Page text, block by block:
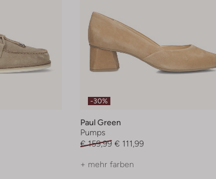
-30%
Paul Green
Pumps
€ 159,99 € 111,99
+ mehr farben